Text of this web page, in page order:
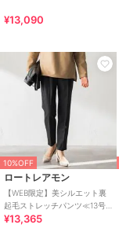
¥13,090
10%OFF
ロートレアモン
【WEB限定】美シルエット裏
起毛ストレッチパンツ≪13号
あり/毛玉防止≫
¥13,365